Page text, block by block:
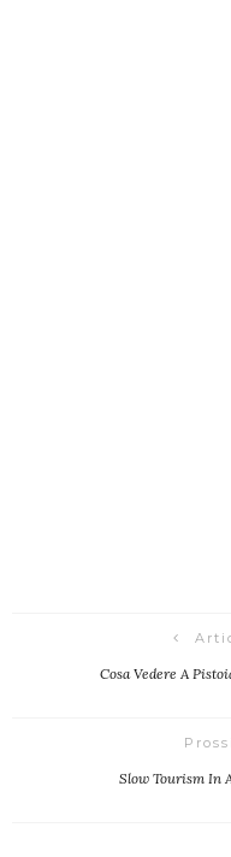
Cosa Vedere A
Slow Tourism In